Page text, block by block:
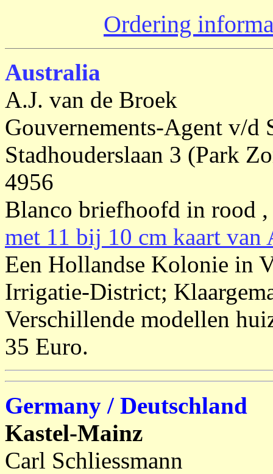
Ordering
Australia
A.J. van de Broek
Gouvernements-Agent v/d
Stadhouderslaan 3 (Park
4956
Blanco briefhoofd in rood
met 11 bij 10 cm kaart van
Een Hollandse Kolonie in
Irrigatie-District;
Verschillende modellen
35 Euro.
Germany / Deutschland
Kastel-Mainz
Carl Schliessmann